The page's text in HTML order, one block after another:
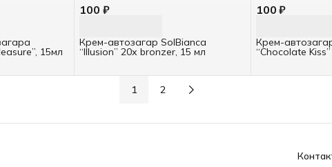
15мл
100 ₽
Крем-автозагар SolBianca
“Illusion” 20х bronzer, 15 мл
100 ₽
Крем-
“Chocolate
1 2